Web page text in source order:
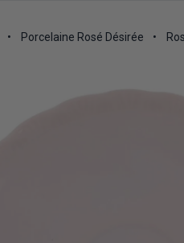
Porcelaine Rosé Désirée
springen